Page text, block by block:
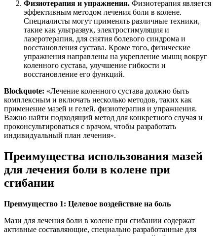
Физиотерапия и упражнения. Физиотерапия является
эффективным методом лечения боли в колене.
Специалисты могут применять различные техники,
такие как ультразвук, электростимуляция и
лазеротерапия, для снятия болевого синдрома и
восстановления сустава. Кроме того, физические
упражнения направлены на укрепление мышц вокруг
коленного сустава, улучшение гибкости и
восстановление его функций.
Blockquote: «Лечение коленного сустава должно быть
комплексным и включать несколько методов, таких как
применение мазей и гелей, физиотерапия и упражнения.
Важно найти подходящий метод для конкретного случая и
проконсультироваться с врачом, чтобы разработать
индивидуальный план лечения».
Преимущества использования мазей
для лечения боли в колене при
сгибании
Преимущество 1: Целевое воздействие на боль
Мази для лечения боли в колене при сгибании содержат
активные составляющие, специально разработанные для